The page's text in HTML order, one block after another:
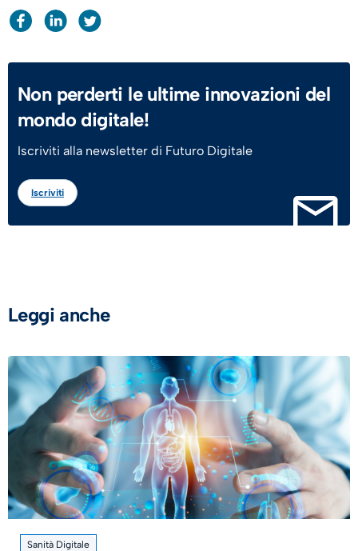
Non perderti le ultime innovazioni del
mondo digitale!
Iscriviti alla newsletter di Futuro Digitale
Iscriviti
Leggi anche
Sanità Digitale